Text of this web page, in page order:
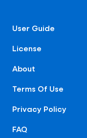
User Guide
License
About
Terms Of Use
Privacy Policy
FAQ